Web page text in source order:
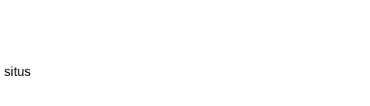
situs